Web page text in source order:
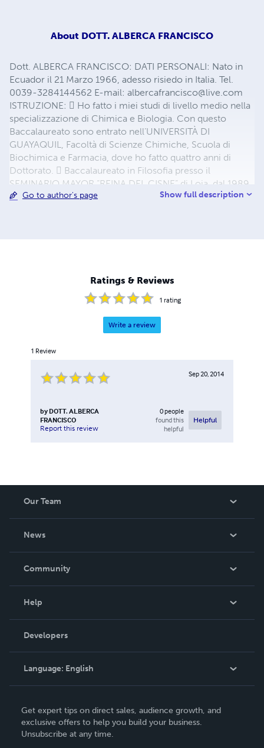
About DOTT. ALBERCA FRANCISCO
Dott. ALBERCA FRANCISCO: DATI PERSONALI: Nato in
Ecuador il 21 Marzo 1966, adesso risiedo in Italia. Tel.
0039-3284144562 E-mail: albercafrancisco@live.com
ISTRUZIONE:  Ho fatto i miei studi di livello medio nella
specializzazione di Chimica e Biologia. Con questo
Baccalaureato sono entrato nell’UNIVERSITÀ DI
GUAYAQUIL, Facoltà di Scienze Chimiche, Scuola di
Biochimica e Farmacia, dove ho fatto quattro anni di
Dottorato.  Baccalaureato in Filosofia presso il
SEMINARIO MAYOR “REINA DEL CISNE” di Loja, dal 1989
al 1991.  Laurea in Filosofia (Teoria della Conoscenza),
DELL’UNIVERSITÀ CATTOLICA DEL SACRO CUORE,
FACOLTÀ DI MEDICINA E CHIRURGIA “AGOSTINO
GEMELLI” di Roma dal 2000 al 2004. LINGUE: Spagnolo -
Go to author's page Show full description
Ratings & Reviews
1 rating
Write a review
1 Review
Sep 20, 2014
by DOTT. ALBERCA
FRANCISCO
Report this review
0people
found this
helpful
Helpful
Our Team
News
In The News
Community
Podcast
Help
Order Lookup
Knowledge Base
Contact Support
Developers
Language: English
Deutsch
Français
Get expert tips on direct sales, audience growth, and
exclusive offers to help you build your business.
Unsubscribe at any time.